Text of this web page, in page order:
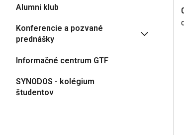
Alumni klub
Konferencie a pozvané
prednášky
Informačné centrum GTF
SYNODOS - kolégium
študentov